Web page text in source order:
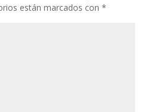
están marcados con *